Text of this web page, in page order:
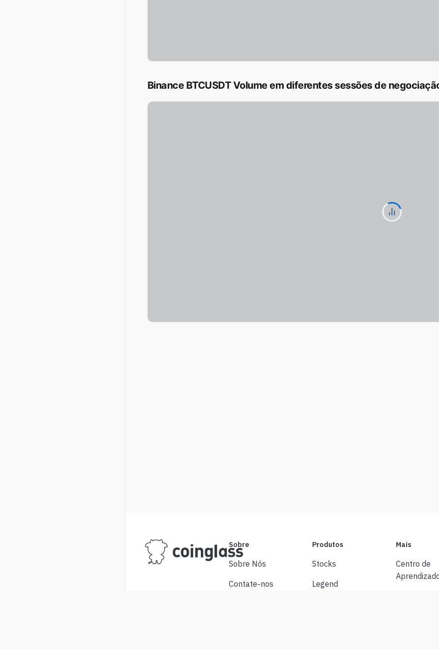
Binance BTCUSDT Volume em diferentes sessões de
Sobre
Sobre Nós
Contate-nos
Produtos
Stocks
Legend
Mais
Centro de